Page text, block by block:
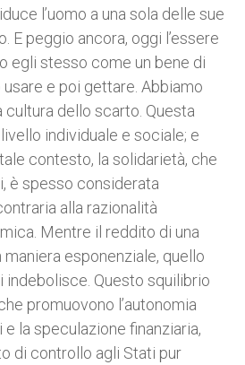
l’uomo a una sola delle sue
E peggio ancora, oggi l’essere
egli stesso come un bene di
e poi gettare. Abbiamo
dello scarto. Questa
individuale e sociale; e
contesto, la solidarietà, che
è spesso considerata
alla razionalità
Mentre il reddito di una
esponenziale, quello
indebolisce. Questo squilibrio
promuovono l’autonomia
la speculazione finanziaria,
di controllo agli Stati pur